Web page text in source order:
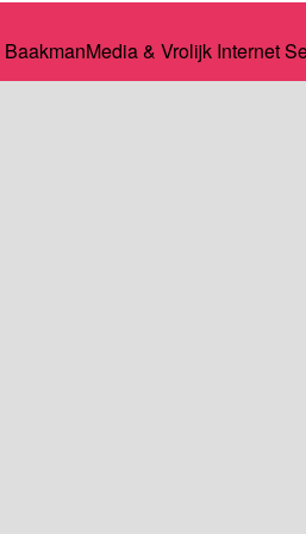
BaakmanMedia& Vrolijk Internet